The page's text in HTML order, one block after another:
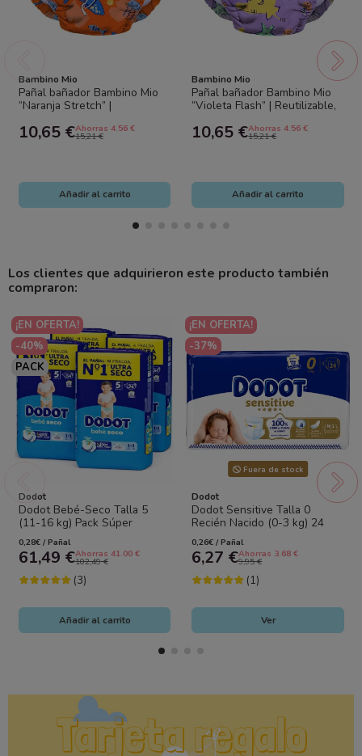
Bambino Mio
Pañal bañador Bambino Mio
“Naranja Stretch” |
fugas
10,65 €Ahorras 4.56 €
15,21 €
Añadir al carrito
Bambino Mio
Pañal bañador Bambino Mio
“Violeta Flash” | Reutilizable,
10,65 €Ahorras 4.56 €
15,21 €
Añadir al carrito
Los clientes que adquirieron este producto también
compraron:
¡EN OFERTA!
-40%
PACK
Dodot
Dodot Bebé-Seco Talla 5
(11-16 kg) Pack Súper
Ahorro 216 Pañales (4x54) –
Máxima...
0,28€ / Pañal
61,49 €Ahorras 41.00 €
102,49 €
(3)
Añadir al carrito
¡EN OFERTA!
-37%
Fuera de stock
Dodot
Dodot Sensitive Talla 0
Recién Nacido (0-3 kg) 24
Pañales – Barrera Stop Fugas
y Máxima...
0,26€ / Pañal
6,27 €Ahorras 3.68 €
9,95 €
(1)
Ver